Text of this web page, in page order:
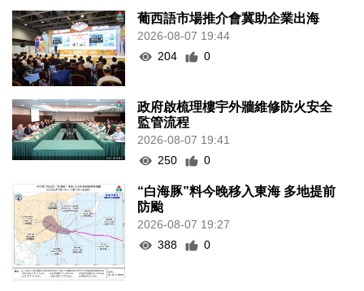
葡西語市場推介會冀助企業出海
2026-08-07 19:44
204
0
政府啟梳理樓宇外牆維修防火安全
監管流程
2026-08-07 19:41
250
0
“白海豚”料今晚移入東海 多地提前
防颱
2026-08-07 19:27
388
0